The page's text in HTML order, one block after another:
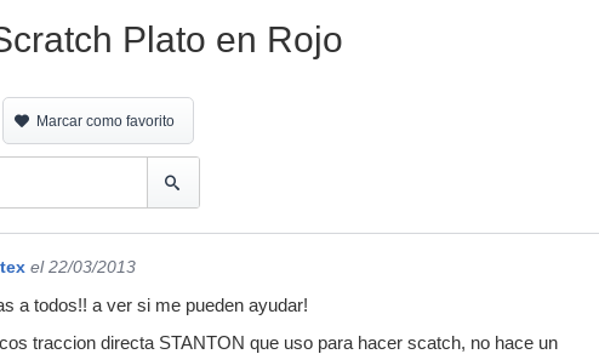
Plato en Rojo
Marcar como favorito
el 22/03/2013
a todos!! a ver si me pueden ayudar!
traccion directa STANTON que uso para hacer scatch, no hace un